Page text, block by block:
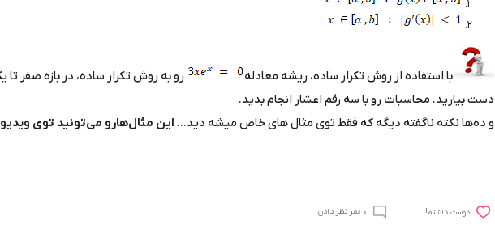
با استفاده از روش تکرار ساده، ریشه معادله رو به روش تکرار ساده، در بازه صفر تا
دست بیارید. محاسبات رو با سه رقم اعشار انجام بدید.
و ده‌ها نکته ناگفته دیگه که فقط توی مثال های خاص میشه دید... این مثال‌هارو می‌تونید توی
!دوست داشتم 0 نفر نظر دادن